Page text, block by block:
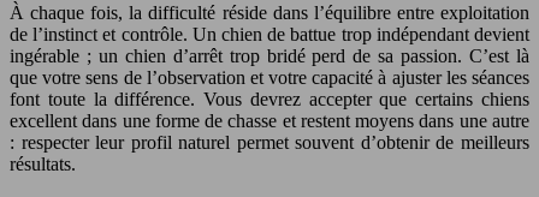
À chaque fois, la difficulté réside dans l’équilibre entre exploitation
de l’instinct et contrôle. Un chien de battue trop indépendant devient
ingérable ; un chien d’arrêt trop bridé perd de sa passion. C’est là
que votre sens de l’observation et votre capacité à ajuster les séances
font toute la différence. Vous devrez accepter que certains chiens
excellent dans une forme de chasse et restent moyens dans une autre
: respecter leur profil naturel permet souvent d’obtenir de meilleurs
résultats.